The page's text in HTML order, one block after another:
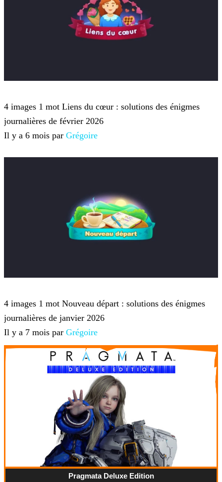
4 images 1 mot Liens du cœur : solutions des énigmes
journalières de février 2026
Il y a 6 mois par Grégoire
4 images 1 mot Nouveau départ : solutions des énigmes
journalières de janvier 2026
Il y a 7 mois par Grégoire
Pragmata Deluxe Edition